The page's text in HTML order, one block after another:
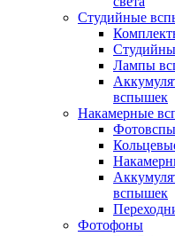
Студийные
Лампы
вспышек
Накамерные
вспышек
Фотофоны